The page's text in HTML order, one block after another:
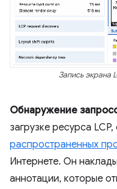
Запись экрана
Обнаружение
загрузке ресурса
распространенных
Интернете. Он
аннотации, которые